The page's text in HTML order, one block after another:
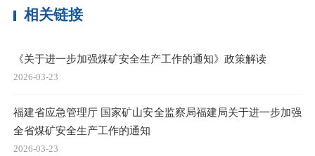
相关链接
《关于进一步加强煤矿安全生产工作的通知》政策解读
2026-03-23
福建省应急管理厅 国家矿山安全监察局福建局关于进一步加强
全省煤矿安全生产工作的通知
2026-03-23